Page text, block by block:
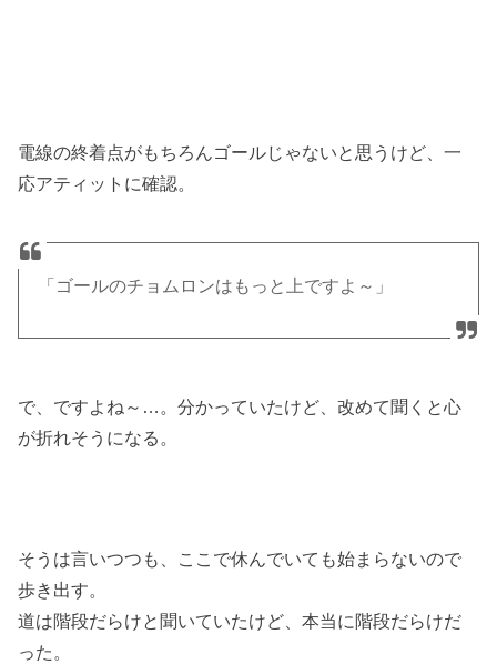
電線の終着点がもちろんゴールじゃないと思うけど、一
応アティットに確認。
「ゴールのチョムロンはもっと上ですよ～」
で、ですよね～…。分かっていたけど、改めて聞くと心
が折れそうになる。
そうは言いつつも、ここで休んでいても始まらないので
歩き出す。
道は階段だらけと聞いていたけど、本当に階段だらけだ
った。